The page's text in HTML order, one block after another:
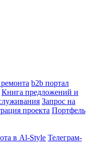
b2b портал
Книга предложений и
Запрос на
проекта Портфель
в Al-Style Телеграм-